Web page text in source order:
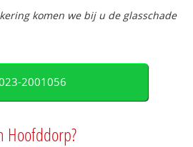
komen we bij u de glasschade
2001056
Hoofddorp?